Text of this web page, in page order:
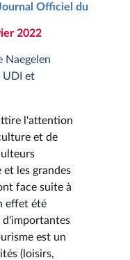
Officiel du
2022
Naegelen
UDI et
l'attention
et de
les grandes
face suite à
effet été
d'importantes
est un
(loisirs,